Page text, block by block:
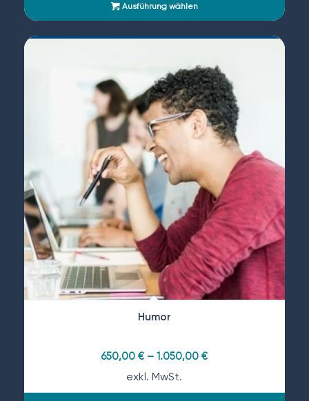
Ausführung wählen
Humor
650,00 €– 1.050,00 €
exkl. MwSt.